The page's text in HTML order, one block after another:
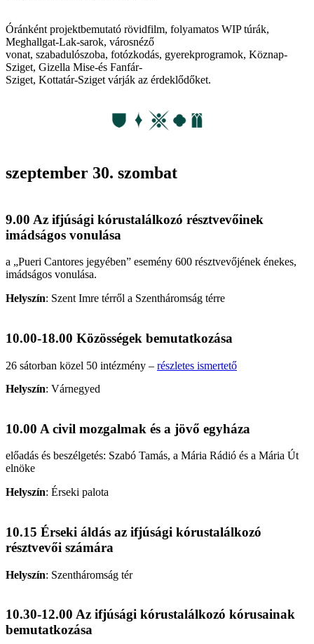
Óránként projektbemutató rövidfilm, folyamatos WIP túrák,
Meghallgat-Lak-sarok, városnéző
vonat, szabadulószoba, fotózkodás, gyerekprogramok, Köznap-
Sziget, Gizella Mise-és Fanfár-
Sziget, Kottatár-Sziget várják az érdeklődőket.
szeptember 30. szombat
9.00 Az ifjúsági kórustalálkozó résztvevőinek
imádságos vonulása
a „Pueri Cantores jegyében” esemény 600 résztvevőjének énekes,
imádságos vonulása.
Helyszín: Szent Imre térről a Szentháromság térre
10.00-18.00 Közösségek bemutatkozása
26 sátorban közel 50 intézmény – részletes ismertető
Helyszín: Várnegyed
10.00 A civil mozgalmak és a jövő egyháza
előadás és beszélgetés: Szabó Tamás, a Mária Rádió és a Mária Út
elnöke
Helyszín: Érseki palota
10.15 Érseki áldás az ifjúsági kórustalálkozó
résztvevői számára
Helyszín: Szentháromság tér
10.30-12.00 Az ifjúsági kórustalálkozó kórusainak
bemutatkozása